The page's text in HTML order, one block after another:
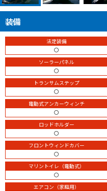
装備
法定装備
〇
ソーラーパネル
〇
トランサムステップ
〇
電動式アンカーウィンチ
〇
ロッドホルダー
〇
フロントウィンドカバー
〇
マリントイレ（電動式）
〇
エアコン（家庭用）